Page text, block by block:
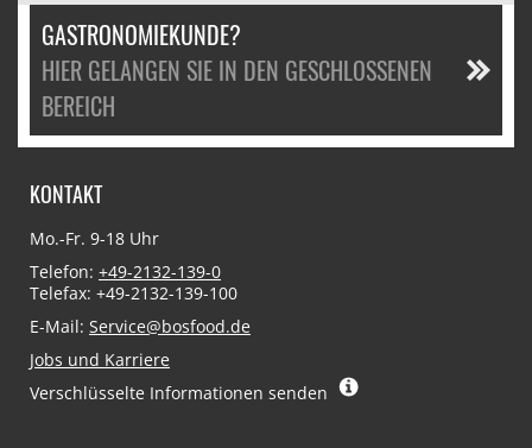
GASTRONOMIEKUNDE?
HIER GELANGEN SIE IN DEN GESCHLOSSENEN
BEREICH
KONTAKT
Mo.-Fr. 9-18 Uhr
Telefon: +49-2132-139-0
Telefax: +49-2132-139-100
E-Mail: Service@bosfood.de
Jobs und Karriere
Verschlüsselte Informationen senden